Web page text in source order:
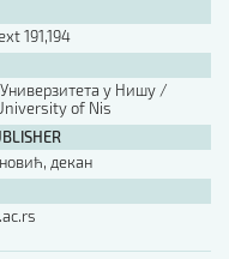
191,194
у Нишу /
of Nis
декан